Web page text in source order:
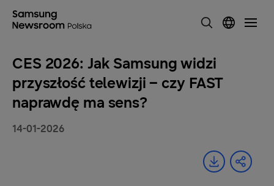
CES 2026: Jak Samsung widzi
przyszłość telewizji – czy FAST
naprawdę ma sens?
14-01-2026